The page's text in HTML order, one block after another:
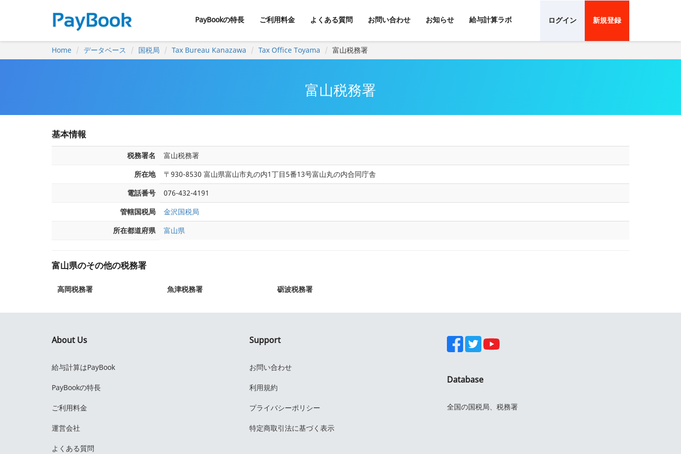
PayBookの特長 ご利用料金 よくある質問 お問い合わせ お知らせ 給与計算ラボ ログイン 新規登録
Home データベース 国税局 Tax Bureau Kanazawa Tax Office Toyama 富山税務署
富山税務署
基本情報
税務署名
富山税務署
所在地
〒930-8530 富山県富山市丸の内1丁目5番13号富山丸の内合同庁舎
電話番号
076-432-4191
管轄国税局
金沢国税局
所在都道府県
富山県
富山県のその他の税務署
高岡税務署 魚津税務署 砺波税務署
About Us
給与計算はPayBook
PayBookの特長
ご利用料金
運営会社
よくある質問
Support
お問い合わせ
利用規約
プライバシーポリシー
特定商取引法に基づく表示
Database
全国の国税局、税務署